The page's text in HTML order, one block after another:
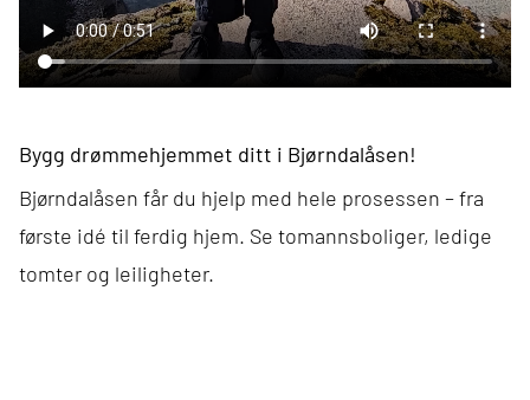
Bygg drømmehjemmet ditt i Bjørndalåsen!
Bjørndalåsen får du hjelp med hele prosessen – fra
første idé til ferdig hjem. Se tomannsboliger, ledige
tomter og leiligheter.